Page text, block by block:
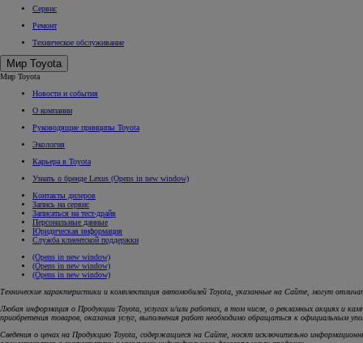
Сервис
Ремонт
Техническое обслуживание
Мир Toyota
Мир Toyota
Новости и события
О компании
Руководящие принципы Toyota
Экология
Карьера в Toyota
Узнать о бренде Lexus (Opens in new window)
Контакты дилеров
Запись на сервис
Записаться на тест-драйв
Персональные данные
Юридическая информация
Служба клиентской поддержки
(Opens in new window)
(Opens in new window)
(Opens in new window)
Технические характеристики и комплектация автомобилей Toyota, указанные на Сайте, могут
Любая информация о Продукции Toyota, услугах и/или работах, в том числе, о рекламных акциях и
приобретения товаров, оказания услуг, выполнения работ необходимо обращаться к официальным
Сведения о ценах на Продукцию Toyota, содержащиеся на Сайте, носят исключительно